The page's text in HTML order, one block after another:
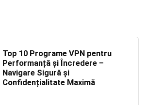
Top 10 Programe VPN pentru
Performanță și Încredere –
Navigare Sigură și
Confidențialitate Maximă